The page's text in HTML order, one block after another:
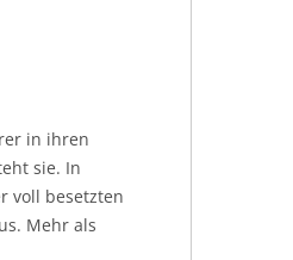
in ihren
sie. In
voll besetzten
Mehr als